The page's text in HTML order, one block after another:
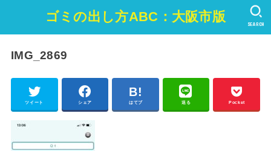
ゴミの出し方ABC：大阪市版 SEARCH
IMG_2869
ツイート シェア はてブ 送る Pocket